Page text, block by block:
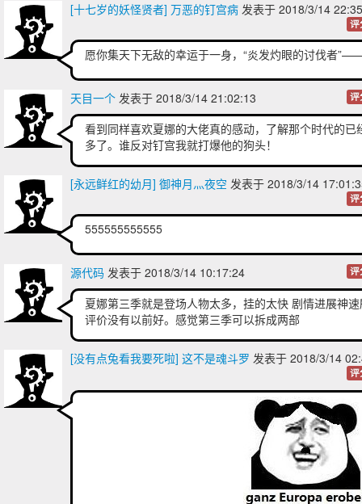
[十七岁的妖怪贤者] 万恶的钉宫病 发表于 2018/3/14
评
愿你集天下无敌的幸运于一身，“炎发灼眼的讨伐者
天目一个 发表于 2018/3/14 21:02:13 评
看到同样喜欢夏娜的大佬真的感动，了解那个时代的已
多了。谁反对钉宫我就打爆他的狗头！
[永远鲜红的幼月] 御神月灬夜空 发表于 2018/3/14
评
555555555555
源代码 发表于 2018/3/14 10:17:24 评
夏娜第三季就是登场人物太多，挂的太快 剧情进展神
评价没有以前好。感觉第三季可以拆成两部
[没有点兔看我要死啦] 这不是魂斗罗 发表于 2018/3/14
评